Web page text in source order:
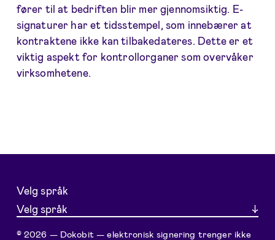
fører til at bedriften blir mer gjennomsiktig. E-
signaturer har et tidsstempel, som innebærer at
kontraktene ikke kan tilbakedateres. Dette er et
viktig aspekt for kontrollorganer som overvåker
virksomhetene.
Velg språk
Velg språk
© 2026 — Dokobit — elektronisk signering trenger ikke